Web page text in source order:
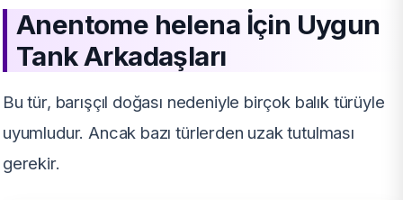
Anentome helena İçin Uygun
Tank Arkadaşları
Bu tür, barışçıl doğası nedeniyle birçok balık türüyle
uyumludur. Ancak bazı türlerden uzak tutulması
gerekir.